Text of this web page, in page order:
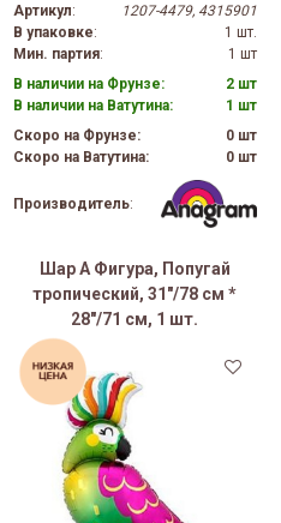
Артикул:
1207-4479, 4315901
В упаковке:
1 шт.
Мин. партия:
1 шт
В наличии на Фрунзе:
2 шт
В наличии на Ватутина:
1 шт
Скоро на Фрунзе:
0 шт
Скоро на Ватутина:
0 шт
Производитель:
Шар А Фигура, Попугай
тропический, 31"/78 см *
28"/71 см, 1 шт.